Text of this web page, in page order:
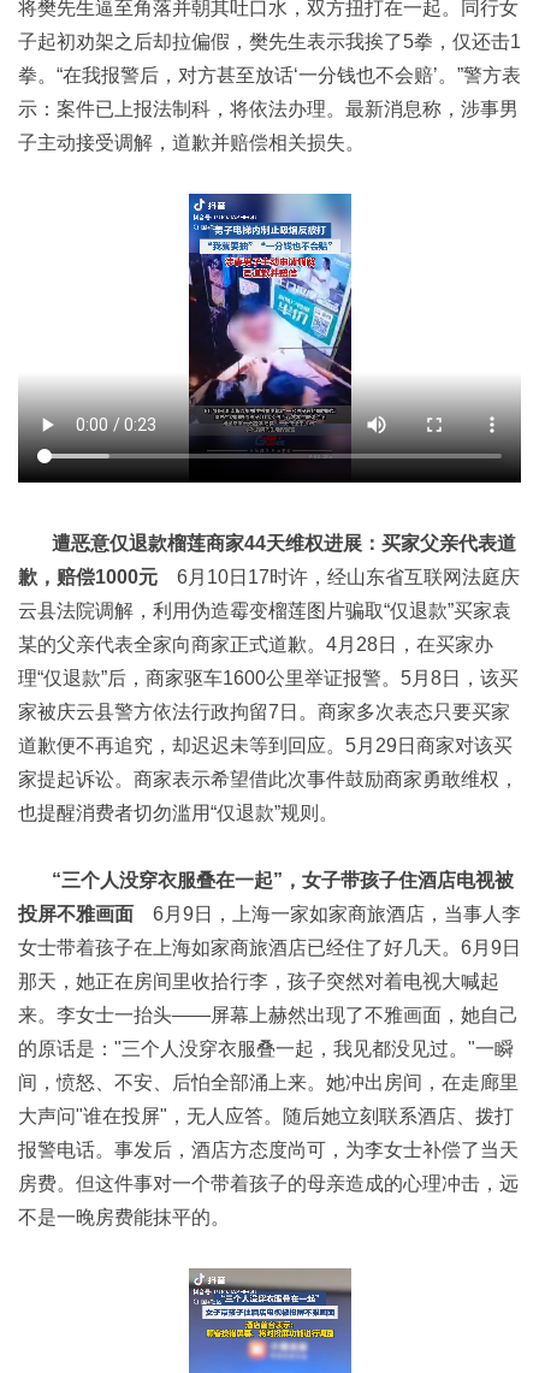
将樊先生逼至角落并朝其吐口水，双方扭打在一起。同行女
子起初劝架之后却拉偏假，樊先生表示我挨了5拳，仅还击1
拳。“在我报警后，对方甚至放话‘一分钱也不会赔’。”警方表
示：案件已上报法制科，将依法办理。最新消息称，涉事男
子主动接受调解，道歉并赔偿相关损失。
遭恶意仅退款榴莲商家44天维权进展：买家父亲代表道
歉，赔偿1000元 6月10日17时许，经山东省互联网法庭庆
云县法院调解，利用伪造霉变榴莲图片骗取“仅退款”买家袁
某的父亲代表全家向商家正式道歉。4月28日，在买家办
理“仅退款”后，商家驱车1600公里举证报警。5月8日，该买
家被庆云县警方依法行政拘留7日。商家多次表态只要买家
道歉便不再追究，却迟迟未等到回应。5月29日商家对该买
家提起诉讼。商家表示希望借此次事件鼓励商家勇敢维权，
也提醒消费者切勿滥用“仅退款”规则。
“三个人没穿衣服叠在一起”，女子带孩子住酒店电视被
投屏不雅画面 6月9日，上海一家如家商旅酒店，当事人李
女士带着孩子在上海如家商旅酒店已经住了好几天。6月9日
那天，她正在房间里收拾行李，孩子突然对着电视大喊起
来。李女士一抬头——屏幕上赫然出现了不雅画面，她自己
的原话是："三个人没穿衣服叠一起，我见都没见过。"一瞬
间，愤怒、不安、后怕全部涌上来。她冲出房间，在走廊里
大声问"谁在投屏"，无人应答。随后她立刻联系酒店、拨打
报警电话。事发后，酒店方态度尚可，为李女士补偿了当天
房费。但这件事对一个带着孩子的母亲造成的心理冲击，远
不是一晚房费能抹平的。